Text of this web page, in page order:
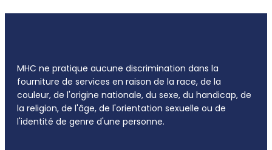
MHC ne pratique aucune discrimination dans la
fourniture de services en raison de la race, de la
couleur, de l'origine nationale, du sexe, du handicap, de
la religion, de l'âge, de l'orientation sexuelle ou de
l'identité de genre d'une personne.